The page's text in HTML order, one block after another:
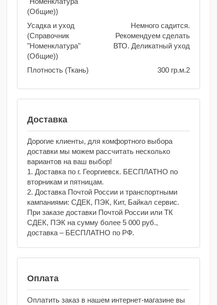
(Общие))
Усадка и уход
(Справочник
"Номенклатура"
(Общие))
Немного садится.
Рекомендуем сделать
ВТО. Деликатный уход
Плотность (Ткань) 300 гр.м.2
Доставка
Дорогие клиенты, для комфортного выбора
доставки мы можем рассчитать несколько
вариантов на ваш выбор!
1. Доставка по г. Георгиевск. БЕСПЛАТНО по
вторникам и пятницам.
2. Доставка Почтой России и транспортными
кампаниями: СДЕК, ПЭК, Кит, Байкал сервис.
При заказе доставки Почтой России или ТК
СДЕК, ПЭК на сумму более 5 000 руб.,
доставка – БЕСПЛАТНО по РФ.
Оплата
Оплатить заказ в нашем интернет-магазине вы